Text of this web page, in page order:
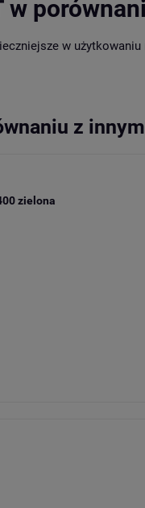
w
z
zielona